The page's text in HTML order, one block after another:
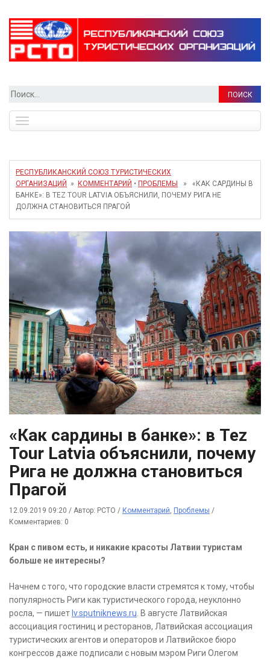
Найти:
navigation
РЕСПУБЛИКАНСКИЙ СОЮЗ ТУРИСТИЧЕСКИХ
ОРГАНИЗАЦИЙ
» КОММЕНТАРИЙ • ПРОБЛЕМЫ
» «КАК САРДИНЫ В
БАНКЕ»: В TEZ TOUR LATVIA ОБЪЯСНИЛИ, ПОЧЕМУ РИГА НЕ
ДОЛЖНА СТАНОВИТЬСЯ ПРАГОЙ
«Как сардины в банке»: в Tez
Tour Latvia объяснили, почему
Рига не должна становиться
Прагой
12.09.2019 09:20 / Автор: РСТО / Комментарий, Проблемы /
Комментариев: 0
Кран с пивом есть, и никакие красоты Латвии туристам
больше не интересны?
Начнем с того, что городские власти стремятся к тому, чтобы
популярность Риги как туристического города, неуклонно
росла, — пишет lv.sputniknews.ru . В августе Латвийская
ассоциация гостиниц и ресторанов, Латвийская ассоциация
туристических агентов и операторов и Латвийское бюро
конгрессов даже подписали с новым мэром Риги Олегом